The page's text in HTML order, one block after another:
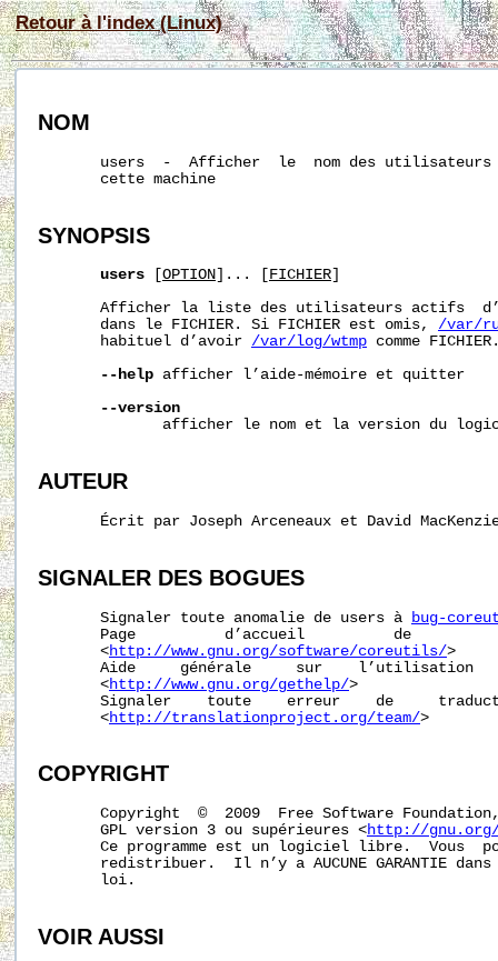
Retour à l'index (Linux)
NOM
users  -  Afficher  le  nom des
       cette machine
SYNOPSIS
users OPTION ]... [ FICHIER
Afficher la liste des utilisateurs actifs
       dans le FICHIER. Si FICHIER est omis,
/var/
       habituel d’avoir
/var/log/wtmp comme
--help afficher l’aide-mémoire et quitter
--version
afficher le nom et la version du
AUTEUR
Écrit par Joseph Arceneaux et David
SIGNALER DES BOGUES
       Signaler toute anomalie de users à
bug-
Page          d’accueil          de
       <
http://www.gnu.org/software/coreutils/>
Aide     générale     sur    l’utilisation
       <
http://www.gnu.org/gethelp/>
Signaler    toute    erreur    de
       <
http://translationproject.org/team/>
COPYRIGHT
Copyright  ©  2009  Free Software
       GPL version 3 ou supérieures <
http://
Ce programme est un logiciel libre.  Vous
redistribuer.  Il n’y a AUCUNE GARANTIE
       loi.
VOIR AUSSI